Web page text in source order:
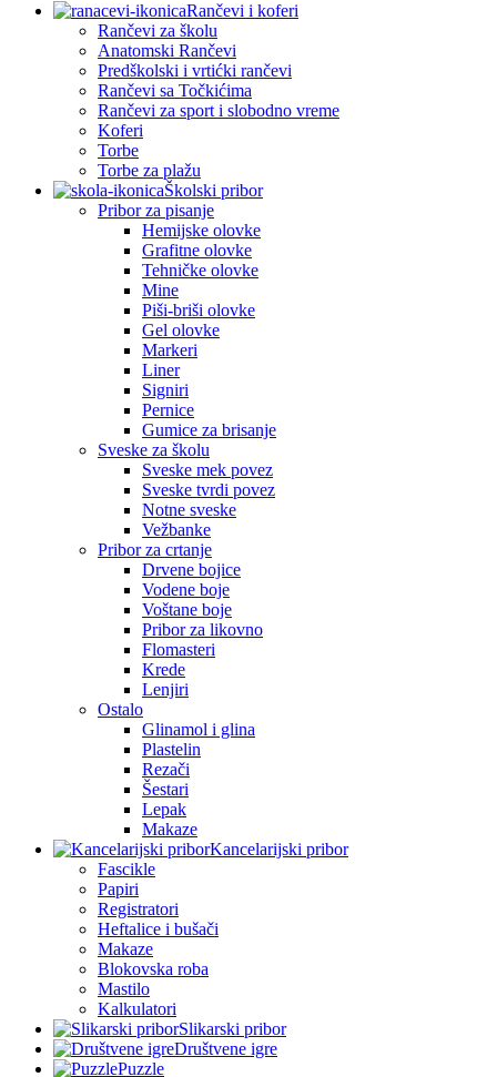
Rančevi i koferi
Rančevi za školu
Anatomski Rančevi
Predškolski i vrtićki rančevi
Rančevi sa Točkićima
Rančevi za sport i slobodno vreme
Koferi
Torbe
Torbe za plažu
Školski pribor
Pribor za pisanje
Hemijske olovke
Grafitne olovke
Tehničke olovke
Mine
Piši-briši olovke
Gel olovke
Markeri
Liner
Signiri
Pernice
Gumice za brisanje
Sveske za školu
Sveske mek povez
Sveske tvrdi povez
Notne sveske
Vežbanke
Pribor za crtanje
Drvene bojice
Vodene boje
Voštane boje
Pribor za likovno
Flomasteri
Krede
Lenjiri
Ostalo
Glinamol i glina
Plastelin
Rezači
Šestari
Lepak
Makaze
Kancelarijski pribor
Fascikle
Papiri
Registratori
Heftalice i bušači
Makaze
Blokovska roba
Mastilo
Kalkulatori
Slikarski pribor
Društvene igre
Puzzle